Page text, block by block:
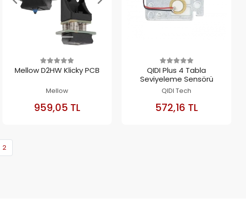
Mellow D2HW Klicky PCB
Mellow
959,05 TLSEPETE
EKLE
QIDI Plus 4 Tabla
Seviyeleme Sensörü
QIDI Tech
572,16 TLSEPETE
EKLE
2